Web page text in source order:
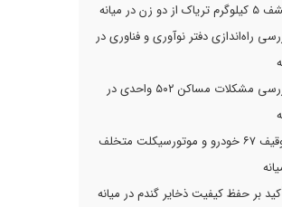
تریاک از دو زن در میانه
راه‌اندازی دفتر نوآوری و فناوری در
بررسی مشکلات مساکن ۵۰۲ واحدی در
توقیف ۶۷ خودرو و موتورسیکلت متخلف
بر حفظ کیفیت ذخایر گندم در میانه